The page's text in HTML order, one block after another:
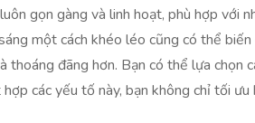
gọn gàng và linh hoạt, phù hợp với
một cách khéo léo cũng có thể
thoáng đãng hơn. Bạn có thể lựa
các yếu tố này, bạn không chỉ tối